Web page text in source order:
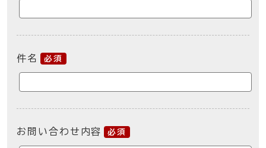
件名 必須
お問い合わせ内容 必須